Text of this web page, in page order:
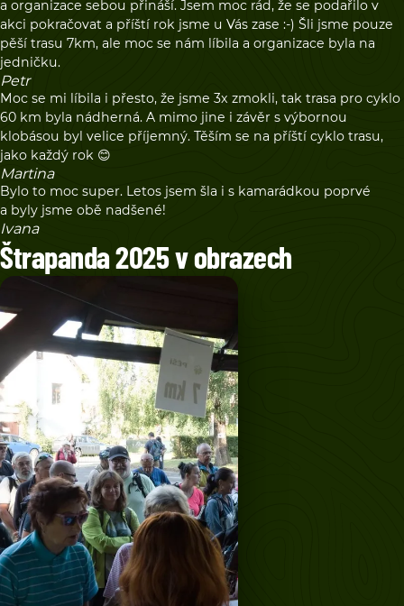
a organizace sebou přináší. Jsem moc rád, že se podařilo v
akci pokračovat a příští rok jsme u Vás zase :-) Šli jsme pouze
pěší trasu 7km, ale moc se nám líbila a organizace byla na
jedničku.
Petr
Moc se mi líbila i přesto, že jsme 3x zmokli, tak trasa pro cyklo
60 km byla nádherná. A mimo jine i závěr s výbornou
klobásou byl velice příjemný. Těším se na příští cyklo trasu,
jako každý rok 😊
Martina
Bylo to moc super. Letos jsem šla i s kamarádkou poprvé
a byly jsme obě nadšené!
Ivana
Štrapanda 2025 v obrazech